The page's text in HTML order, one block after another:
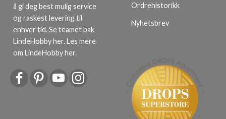
å gi deg best mulig service
og raskest levering til
enhver tid. Se teamet bak
LindeHobby her.Les mere
om LindeHobby her.
Ordrehistorikk
Nyhetsbrev